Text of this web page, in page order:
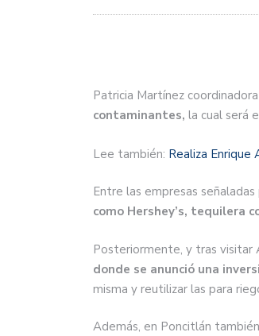
Patricia Martínez
contaminantes, la cual será
Lee también: Realiza Enrique
Entre las empresas
como Hershey’s, tequilera
Posteriormente, y tras visitar
donde se anunció una
misma y reutilizar las para
Además, en Poncitlán